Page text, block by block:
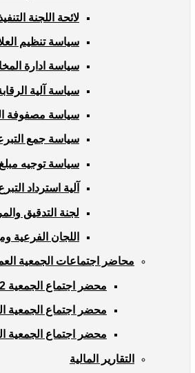
لائحة اللجنة
سياسة تنظيم
سياسة ادارة
سياسة آلية
سياسة مصفوفة
سياسة جمع
سياسة توجيه
آلية استرداد
لجنة التدقيق
اللجان الفرعية
محاضر اجتماعات الجمعية
محضر اجتماع الجمعية 2022
محضر اجتماع الجمعية
محضر اجتماع الجمعية
التقارير المالية